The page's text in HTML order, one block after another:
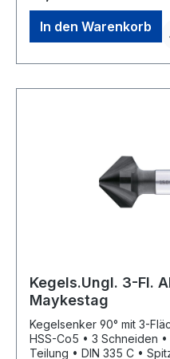
durch ungleich geteilte
geringere
In den Warenkorb
Kegels.Ungl. 3-Fl.
Maykestag
Kegelsenker 90° mit 3-
HSS-Co5 • 3 Schneiden
Teilung • DIN 335 C •